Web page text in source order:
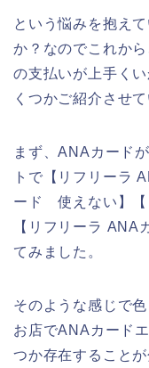
という悩みを抱え
か？なのでこれか
の支払いが上手く
くつかご紹介させ
まず、ANAカード
トで【リフリーラ
ード 使えない】【
【リフリーラ
てみました。
そのような感じで
お店でANAカード
つか存在すること